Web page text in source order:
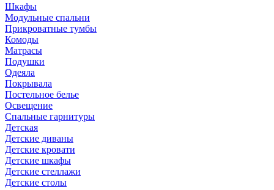
Шкафы
Модульные спальни
Прикроватные тумбы
Комоды
Матрасы
Подушки
Одеяла
Покрывала
Постельное белье
Освещение
Спальные гарнитуры
Детская
Детские диваны
Детские кровати
Детские шкафы
Детские стеллажи
Детские столы